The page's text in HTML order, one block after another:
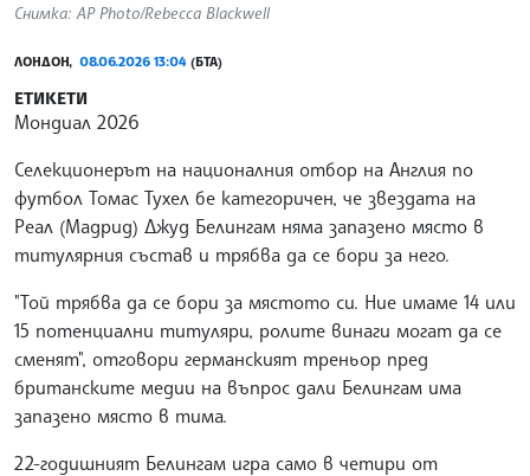
Снимка: AP Photo/Rebecca Blackwell
ЛОНДОН, 08.06.2026 13:04 (БТА)
ЕТИКЕТИ
Мондиал 2026
Селекционерът на националния отбор на Англия по
футбол Томас Тухел бе категоричен, че звездата на
Реал (Мадрид) Джуд Белингам няма запазено място в
титулярния състав и трябва да се бори за него.
"Той трябва да се бори за мястото си. Ние имаме 14 или
15 потенциални титуляри, ролите винаги могат да се
сменят", отговори германският треньор пред
британските медии на въпрос дали Белингам има
запазено място в тима.
22-годишният Белингам игра само в четири от